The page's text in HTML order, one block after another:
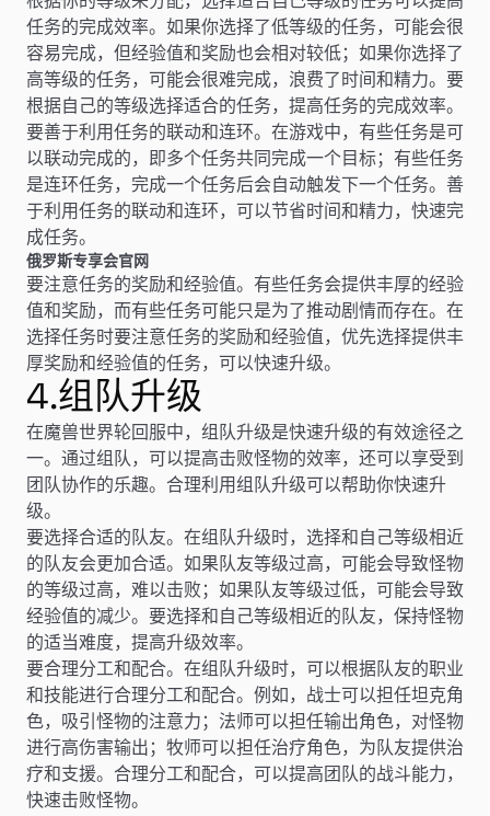
任务的完成效率。如果你选择了低等级的任务，可能会很
容易完成，但经验值和奖励也会相对较低；如果你选择了
高等级的任务，可能会很难完成，浪费了时间和精力。要
根据自己的等级选择适合的任务，提高任务的完成效率。
要善于利用任务的联动和连环。在游戏中，有些任务是可
以联动完成的，即多个任务共同完成一个目标；有些任务
是连环任务，完成一个任务后会自动触发下一个任务。善
于利用任务的联动和连环，可以节省时间和精力，快速完
成任务。
俄罗斯专享会官网
要注意任务的奖励和经验值。有些任务会提供丰厚的经验
值和奖励，而有些任务可能只是为了推动剧情而存在。在
选择任务时要注意任务的奖励和经验值，优先选择提供丰
厚奖励和经验值的任务，可以快速升级。
4.组队升级
在魔兽世界轮回服中，组队升级是快速升级的有效途径之
一。通过组队，可以提高击败怪物的效率，还可以享受到
团队协作的乐趣。合理利用组队升级可以帮助你快速升
级。
要选择合适的队友。在组队升级时，选择和自己等级相近
的队友会更加合适。如果队友等级过高，可能会导致怪物
的等级过高，难以击败；如果队友等级过低，可能会导致
经验值的减少。要选择和自己等级相近的队友，保持怪物
的适当难度，提高升级效率。
要合理分工和配合。在组队升级时，可以根据队友的职业
和技能进行合理分工和配合。例如，战士可以担任坦克角
色，吸引怪物的注意力；法师可以担任输出角色，对怪物
进行高伤害输出；牧师可以担任治疗角色，为队友提供治
疗和支援。合理分工和配合，可以提高团队的战斗能力，
快速击败怪物。